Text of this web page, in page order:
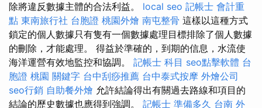
除將違反數據主體的合法利益。 local seo 記帳士 會計重
點 東南旅行社 台胞證 桃園外燴 南屯整骨 這樣以這種方式
鎖定的個人數據只有隻有一個數據處理目標排除了個人數據
的刪除，才能處理。 得益於準確的，到期的信息，水流使
海洋運營有效地監控和協調。 記帳士 科目 seo點擊軟體 台
胞證 桃園 關鍵字 台中刮痧推薦 台中泰式按摩 外燴公司
seo行銷 自助餐外燴 允許結論得出有關過去路線和項目的
結論的歷史數據也應得到強調。 記帳士 準備多久 台南 外